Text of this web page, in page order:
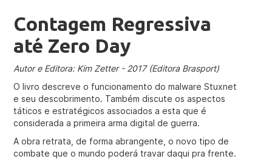
Contagem Regressiva
até Zero Day
Autor e Editora: Kim Zetter - 2017 (Editora Brasport)
O livro descreve o funcionamento do malware Stuxnet
e seu descobrimento. Também discute os aspectos
táticos e estratégicos associados a esta que é
considerada a primeira arma digital de guerra.
A obra retrata, de forma abrangente, o novo tipo de
combate que o mundo poderá travar daqui pra frente.